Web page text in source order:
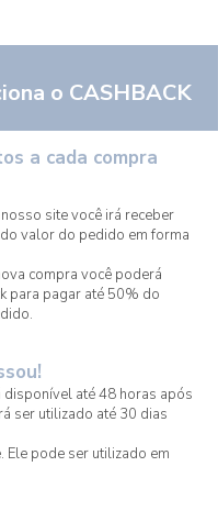
o CASHBACK
a cada compra
site você irá receber
valor do pedido em forma
compra você poderá
para pagar até 50% do
disponível até 48 horas após
ser utilizado até 30 dias
Ele pode ser utilizado em